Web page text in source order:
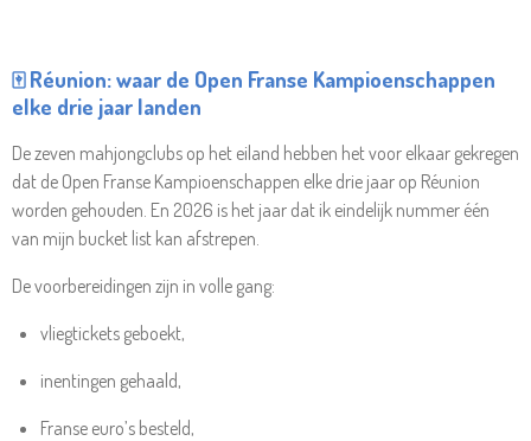
🀄 Réunion: waar de Open Franse Kampioenschappen
elke drie jaar landen
De zeven mahjongclubs op het eiland hebben het voor elkaar gekregen
dat de Open Franse Kampioenschappen elke drie jaar op Réunion
worden gehouden. En 2026 is het jaar dat ik eindelijk nummer één
van mijn bucket list kan afstrepen.
De voorbereidingen zijn in volle gang:
vliegtickets geboekt,
inentingen gehaald,
Franse euro’s besteld,